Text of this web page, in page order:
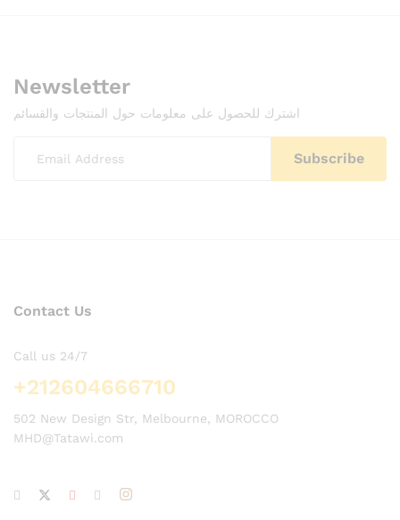
Newsletter
اشترك للحصول على معلومات حول المنتجات والقسائم
Contact Us
Call us 24/7
+212604666710
502 New Design Str, Melbourne, MOROCCO
MHD@Tatawi.com